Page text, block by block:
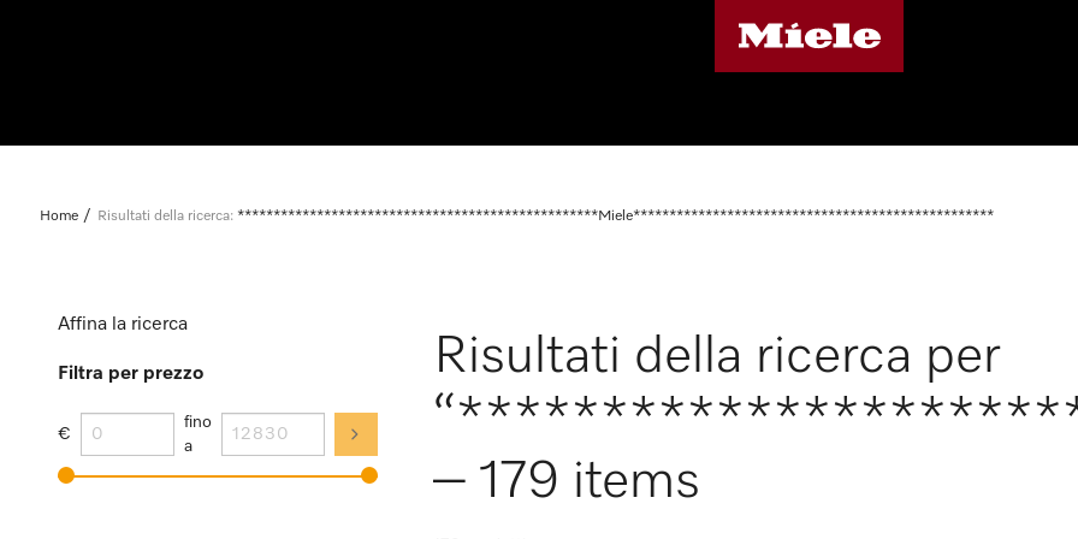
Home Risultati della ricerca: **************************************************Miele**************************************************
Affina la ricerca
Filtra per prezzo
€
fino
a
Risultati della ricerca per
– 179 items